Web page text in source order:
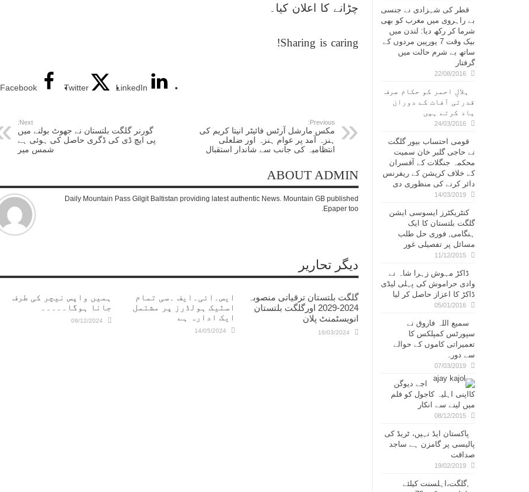
چڑانے کا اعلان کیا۔
Sharing is caring!
Facebook Twitter LinkedIn
Previous:
مکس مارشل آرٹس فائیٹر انیتا کریم کی
ہنزہ آمد پر عوام ہنزہ اور ضلعلی
انتظامیہ کی جانب سے شاندار استقبال
Next:
گورنر گلگت بلتستان نے جھوٹ بولنے میں
پی ایچ ڈی کی ڈگری حاصل کی ہوئی ہے
شمس میر
ABOUT ADMIN
Daily Mountain Pass Gilgit Baltistan providing latest authentic News. Mountain GB published
Epaper too.
دیگر تحاریر
ہمیں واپس نیچر کی طرف
جانا ہوگا۔۔۔۔۔
09/12/2024
ایس۔ائی۔ایف ۔سی تمام
اسٹیک ہولڈرز پر مشتمل
ایک ادارہ ہے
14/05/2024
گلگت بلتستان ترقیاتی منصوبہ
2024-2029 اورگلگت بلتستان
انویسٹمنٹ پلان
16/03/2024
قطر کی شہزادی نے جنسی
بے راہروی میں مغرب کو بھی
شرما کر رکھ دیا: لندن میں
بیک وقت 7 یورپین مردوں کے
ساتھ بے شرم حالت میں
گرفتار
22/08/2016
ہلالِ احمر کو حکام صرف
قدرتی آفات کے دوران
یاد کرتے ہیں
24/03/2016
قومی احتساب بیور گلگت
نے حاجی گلبر خان سمیت
محکمہ جنگلات کے آفسران
کے خلاف کرپشن کے ریفرنس
دائر کرنے کی منظوری دی
14/03/2019
کنٹریکٹرز ایسوسی ایشن
گلگت بلتستان کا ایک
ہنگامی, فوری حل طلب
مسائل پر تفصیلی غور
11/12/2015
ڈاکڑ مہوش زہرا شاہ نے
وادی حراموش کی پہلی لیڈی
ڈاکڑ کا اعزاز حاصل کر لیا
05/01/2016
سمیع اللہ فاروق نے
سپورٹس کمپلکس کا
تعمیراتی کاموں کے حوالے
سے دورہ
07/03/2019
اجے دیوگن
کااپنی اہلیہ کاجول کو فلم
میں لینے سے انکار
08/12/2015
پاکستان ایڈ نہیں، ٹریڈ کی
پالیسی پر گامزن ہے ساجد
صداقت
19/02/2019
,گلگت،اہلسنت کیلئے